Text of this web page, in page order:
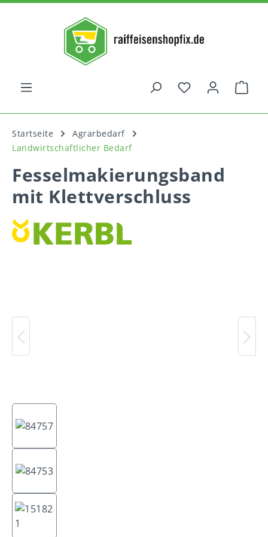
Startseite
Agrarbedarf
Landwirtschaftlicher Bedarf
Fesselmakierungsband
mit Klettverschluss